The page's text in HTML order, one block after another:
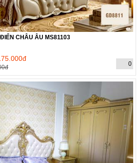
CHÂU ÂU MS81103
0